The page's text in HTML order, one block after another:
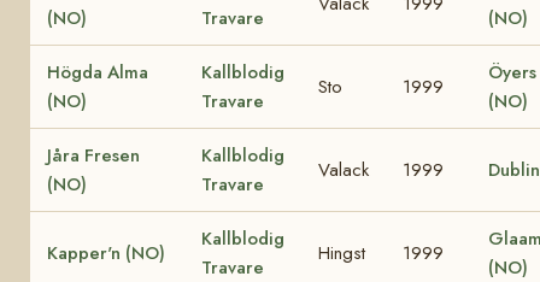
(NO)
Travare
(NO)
Högda Alma
(NO)
Kallblodig
Travare
Sto 1999
(NO)
Jåra Fresen
(NO)
Kallblodig
Travare
Valack 1999
Kapper'n (NO)
Kallblodig
Travare
Hingst 1999
(NO)